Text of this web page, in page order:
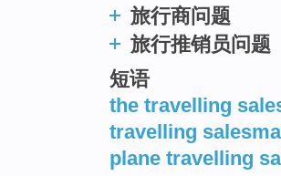
旅行商问题
旅行推销员问题
短语
the travelling
travelling
plane travelling